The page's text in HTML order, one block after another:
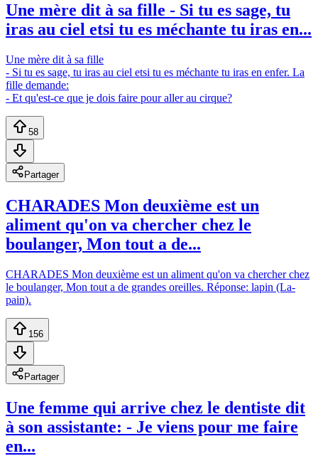
Une mère dit à sa fille - Si tu es sage, tu
iras au ciel etsi tu es méchante tu iras en...
Une mère dit à sa fille
- Si tu es sage, tu iras au ciel etsi tu es méchante tu iras en enfer. La
fille demande:
- Et qu'est-ce que je dois faire pour aller au cirque?
58
Partager
CHARADES Mon deuxième est un
aliment qu'on va chercher chez le
boulanger, Mon tout a de...
CHARADES Mon deuxième est un aliment qu'on va chercher chez
le boulanger, Mon tout a de grandes oreilles. Réponse: lapin (La-
pain).
156
Partager
Une femme qui arrive chez le dentiste dit
à son assistante: - Je viens pour me faire
en...